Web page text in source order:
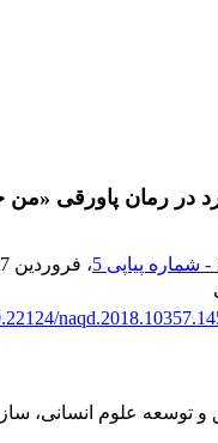
در رمان پاورقی
، فروردین 1397
و توسعه علوم انسانی،